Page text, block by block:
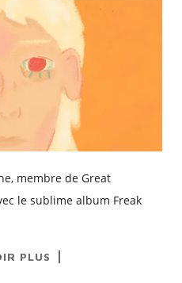
membre de Great
le sublime album Freak
PLUS